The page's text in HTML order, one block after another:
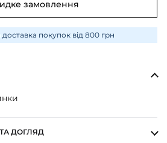
замовлення
покупок від 800 грн
ДОГЛЯД